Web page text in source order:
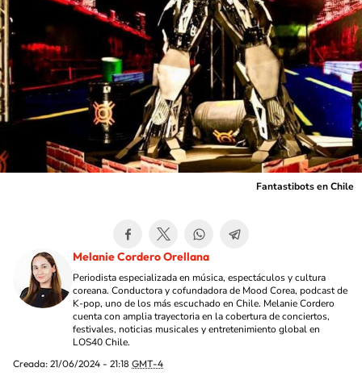
Fantastibots en Chile
Melanie Cordero Orellana
Periodista especializada en música, espectáculos y cultura
coreana. Conductora y cofundadora de Mood Corea, podcast de
K-pop, uno de los más escuchado en Chile. Melanie Cordero
cuenta con amplia trayectoria en la cobertura de conciertos,
festivales, noticias musicales y entretenimiento global en
LOS40 Chile.
Creada: 21/06/2024 - 21:18 GMT-4